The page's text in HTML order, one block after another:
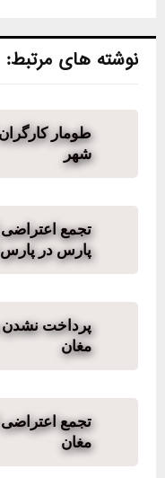
نوشته های مرتبط:
طومار
شهر
تجمع
پارس در پارس
پرداخت نشدن
مغان
تجمع
مغان